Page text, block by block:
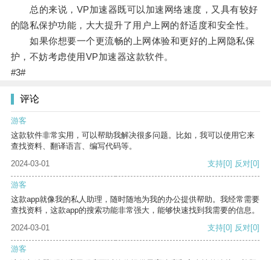
总的来说，VP加速器既可以加速网络速度，又具有较好
的隐私保护功能，大大提升了用户上网的舒适度和安全性。
如果你想要一个更流畅的上网体验和更好的上网隐私保
护，不妨考虑使用VP加速器这款软件。
#3#
评论
游客
这款软件非常实用，可以帮助我解决很多问题。比如，我可以使用它来
查找资料、翻译语言、编写代码等。
2024-03-01
支持[0] 反对[0]
游客
这款app就像我的私人助理，随时随地为我的办公提供帮助。我经常需要
查找资料，这款app的搜索功能非常强大，能够快速找到我需要的信息。
2024-03-01
支持[0] 反对[0]
游客